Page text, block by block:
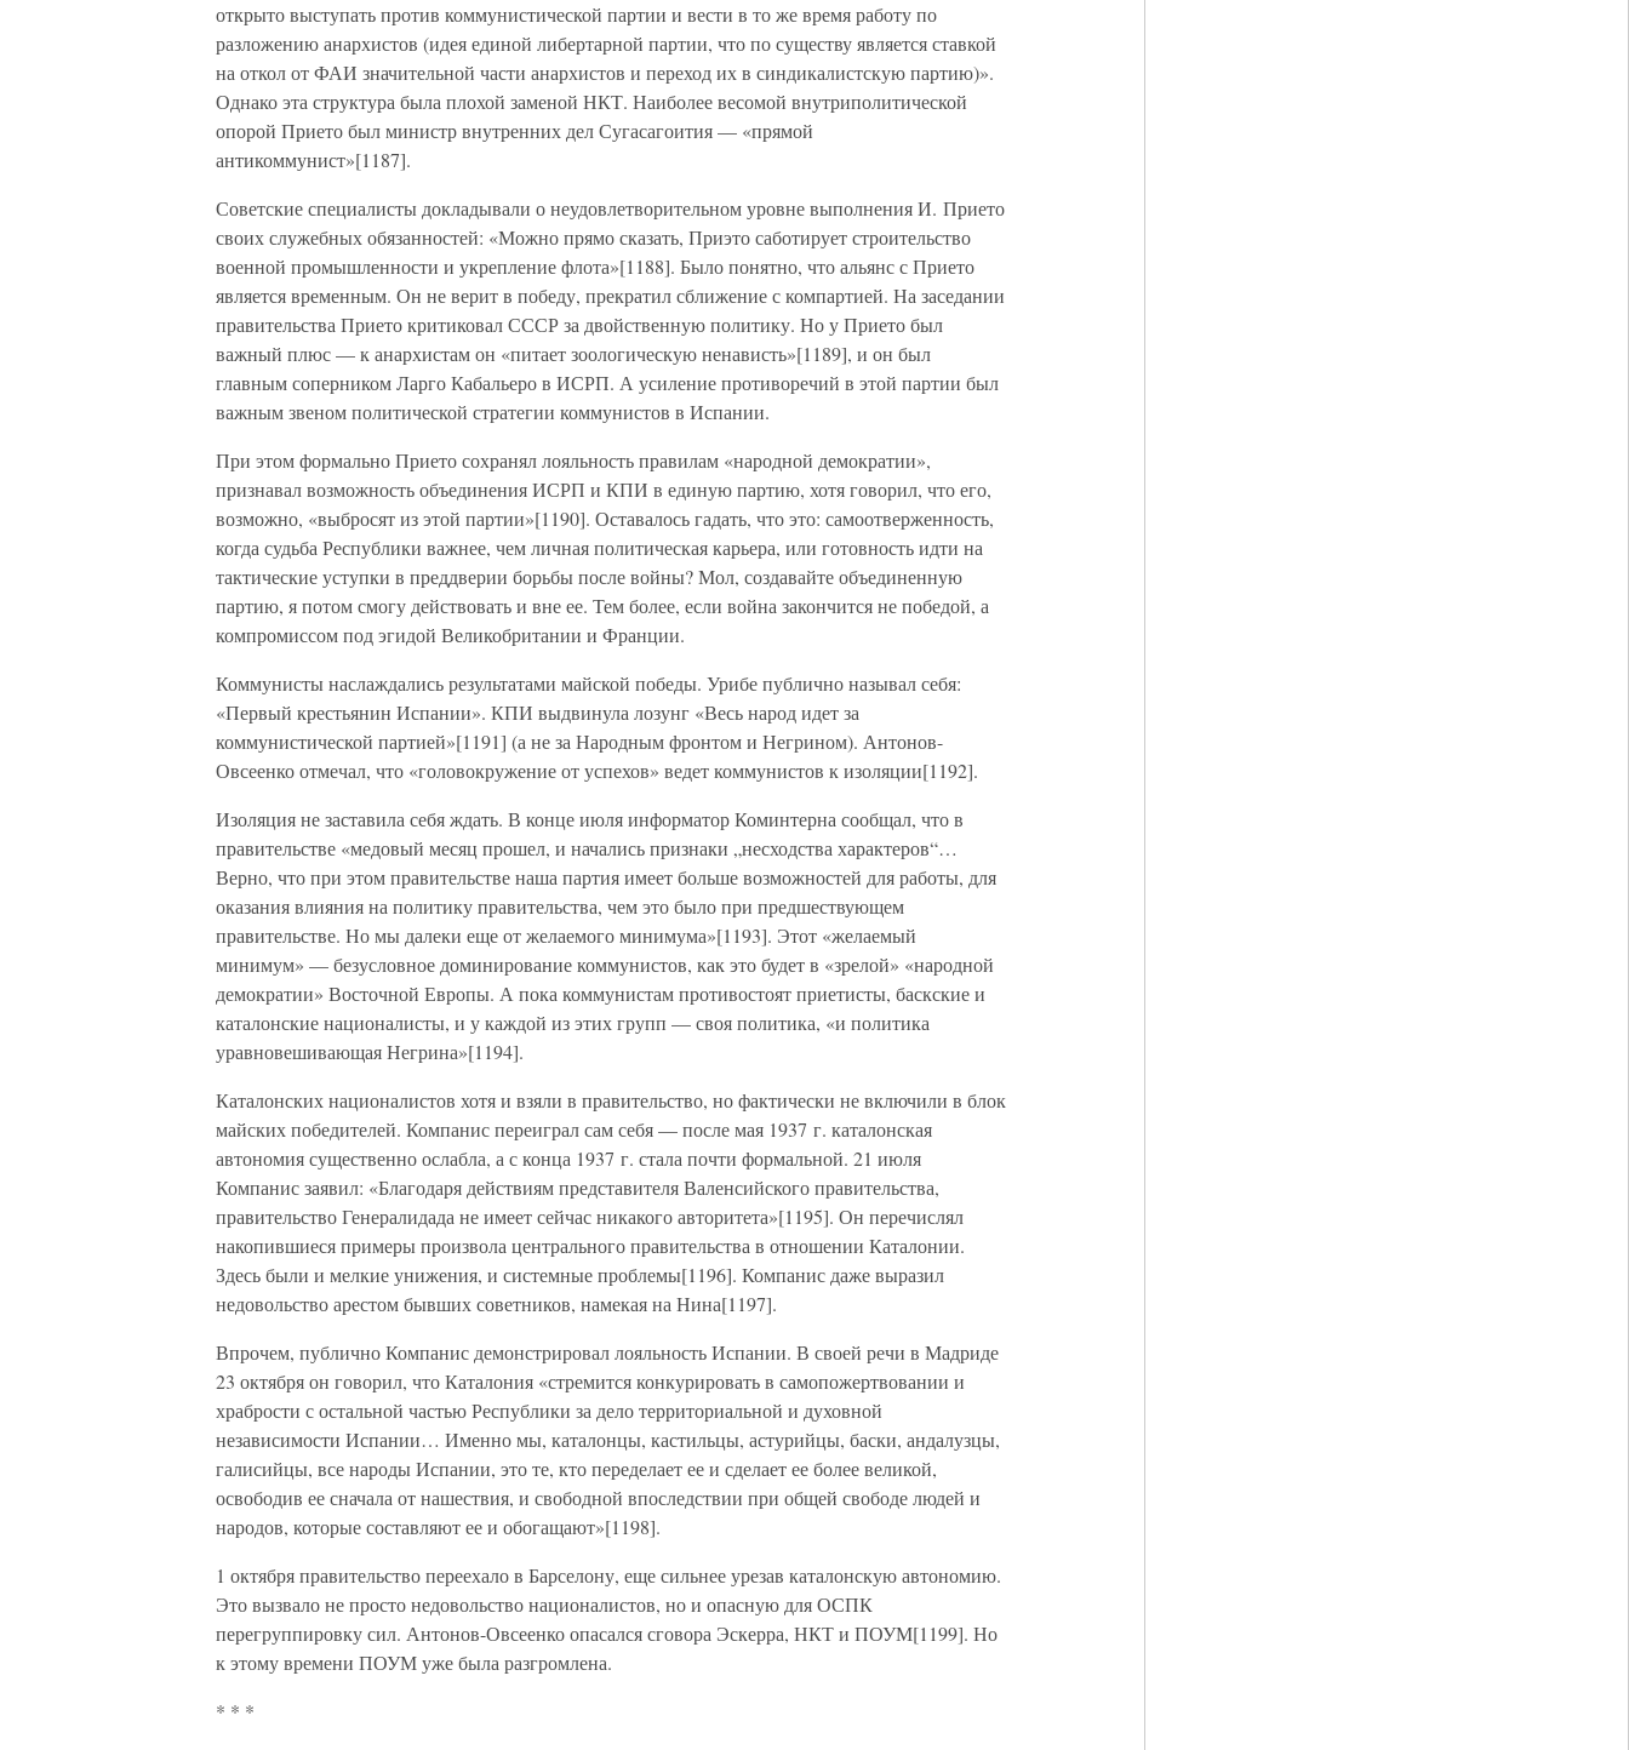
открыто выступать против коммунистической партии и вести в то же время работу по
разложению анархистов (идея единой либертарной партии, что по существу является ставкой
на откол от ФАИ значительной части анархистов и переход их в синдикалистскую партию)».
Однако эта структура была плохой заменой НКТ. Наиболее весомой внутриполитической
опорой Прието был министр внутренних дел Сугасагоития — «прямой
антикоммунист»[1187].
Советские специалисты докладывали о неудовлетворительном уровне выполнения И. Прието
своих служебных обязанностей: «Можно прямо сказать, Приэто саботирует строительство
военной промышленности и укрепление флота»[1188]. Было понятно, что альянс с Прието
является временным. Он не верит в победу, прекратил сближение с компартией. На заседании
правительства Прието критиковал СССР за двойственную политику. Но у Прието был
важный плюс — к анархистам он «питает зоологическую ненависть»[1189], и он был
главным соперником Ларго Кабальеро в ИСРП. А усиление противоречий в этой партии был
важным звеном политической стратегии коммунистов в Испании.
При этом формально Прието сохранял лояльность правилам «народной демократии»,
признавал возможность объединения ИСРП и КПИ в единую партию, хотя говорил, что его,
возможно, «выбросят из этой партии»[1190]. Оставалось гадать, что это: самоотверженность,
когда судьба Республики важнее, чем личная политическая карьера, или готовность идти на
тактические уступки в преддверии борьбы после войны? Мол, создавайте объединенную
партию, я потом смогу действовать и вне ее. Тем более, если война закончится не победой, а
компромиссом под эгидой Великобритании и Франции.
Коммунисты наслаждались результатами майской победы. Урибе публично называл себя:
«Первый крестьянин Испании». КПИ выдвинула лозунг «Весь народ идет за
коммунистической партией»[1191] (а не за Народным фронтом и Негрином). Антонов-
Овсеенко отмечал, что «головокружение от успехов» ведет коммунистов к изоляции[1192].
Изоляция не заставила себя ждать. В конце июля информатор Коминтерна сообщал, что в
правительстве «медовый месяц прошел, и начались признаки „несходства характеров“…
Верно, что при этом правительстве наша партия имеет больше возможностей для работы, для
оказания влияния на политику правительства, чем это было при предшествующем
правительстве. Но мы далеки еще от желаемого минимума»[1193]. Этот «желаемый
минимум» — безусловное доминирование коммунистов, как это будет в «зрелой» «народной
демократии» Восточной Европы. А пока коммунистам противостоят приетисты, баскские и
каталонские националисты, и у каждой из этих групп — своя политика, «и политика
уравновешивающая Негрина»[1194].
Каталонских националистов хотя и взяли в правительство, но фактически не включили в блок
майских победителей. Компанис переиграл сам себя — после мая 1937 г. каталонская
автономия существенно ослабла, а с конца 1937 г. стала почти формальной. 21 июля
Компанис заявил: «Благодаря действиям представителя Валенсийского правительства,
правительство Генералидада не имеет сейчас никакого авторитета»[1195]. Он перечислял
накопившиеся примеры произвола центрального правительства в отношении Каталонии.
Здесь были и мелкие унижения, и системные проблемы[1196]. Компанис даже выразил
недовольство арестом бывших советников, намекая на Нина[1197].
Впрочем, публично Компанис демонстрировал лояльность Испании. В своей речи в Мадриде
23 октября он говорил, что Каталония «стремится конкурировать в самопожертвовании и
храбрости с остальной частью Республики за дело территориальной и духовной
независимости Испании… Именно мы, каталонцы, кастильцы, астурийцы, баски, андалузцы,
галисийцы, все народы Испании, это те, кто переделает ее и сделает ее более великой,
освободив ее сначала от нашествия, и свободной впоследствии при общей свободе людей и
народов, которые составляют ее и обогащают»[1198].
1 октября правительство переехало в Барселону, еще сильнее урезав каталонскую автономию.
Это вызвало не просто недовольство националистов, но и опасную для ОСПК
перегруппировку сил. Антонов-Овсеенко опасался сговора Эскерра, НКТ и ПОУМ[1199]. Но
к этому времени ПОУМ уже была разгромлена.
* * *